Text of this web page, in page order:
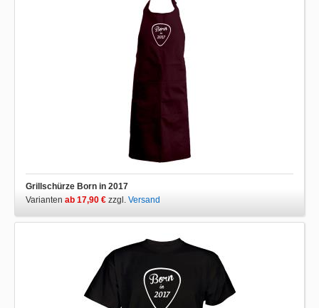
Grillschürze Born in 2017
Varianten ab 17,90 € zzgl. Versand